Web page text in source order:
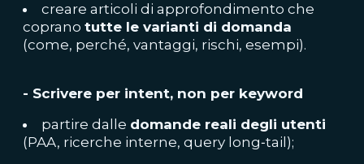
creare articoli di approfondimento che
coprano tutte le varianti di domanda
(come, perché, vantaggi, rischi, esempi).
- Scrivere per intent, non per keyword
partire dalle domande reali degli utenti
(PAA, ricerche interne, query long‑tail);